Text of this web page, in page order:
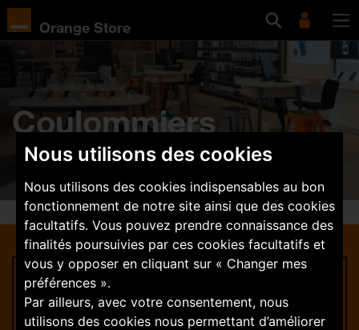
Nous utilisons des cookies
Nous utilisons des cookies indispensables au bon
fonctionnement de notre site ainsi que des cookies
facultatifs. Vous pouvez prendre connaissance des
finalités poursuivies par ces cookies facultatifs et
vous y opposer en cliquant sur « Changer mes
préférences ».
Par ailleurs, avec votre consentement, nous
utilisons des cookies nous permettant d’améliorer
Orange Store
Coulommiers
Rejoignez-nous
Trouver une offre